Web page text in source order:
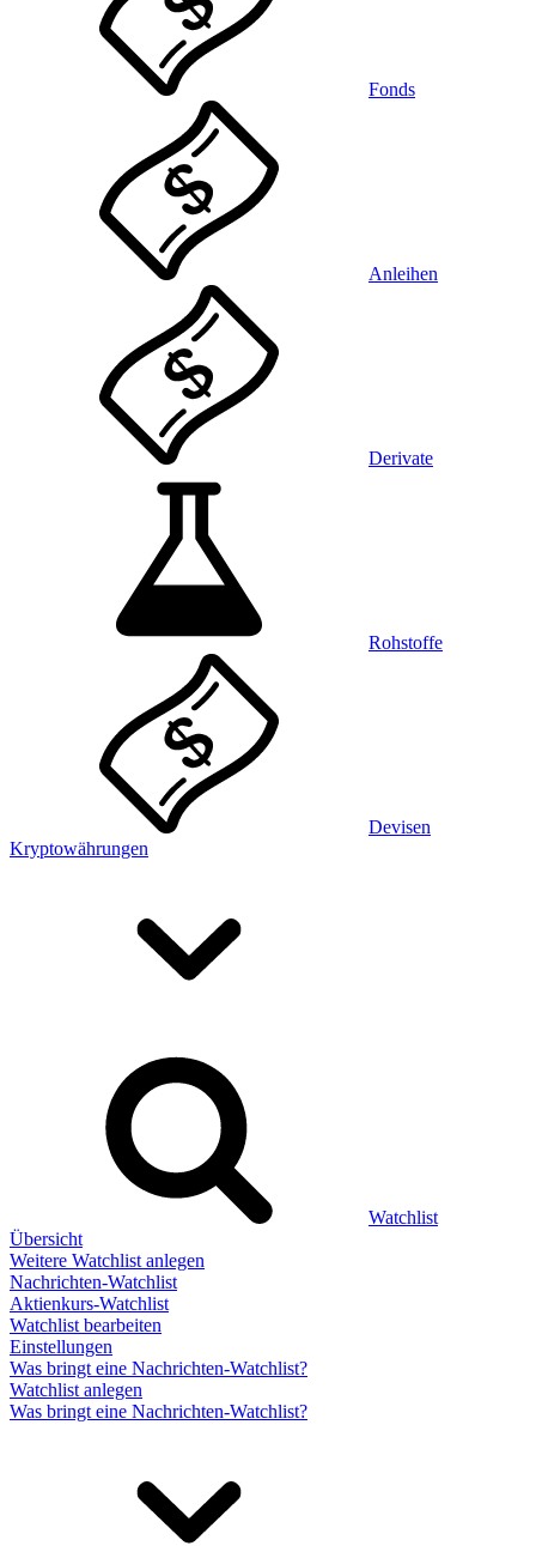
Fonds
Anleihen
Derivate
Rohstoffe
Devisen
Kryptowährungen
Watchlist
Übersicht
Weitere Watchlist anlegen
Nachrichten-Watchlist
Aktienkurs-Watchlist
Watchlist bearbeiten
Einstellungen
Was bringt eine Nachrichten-Watchlist?
Watchlist anlegen
Was bringt eine Nachrichten-Watchlist?